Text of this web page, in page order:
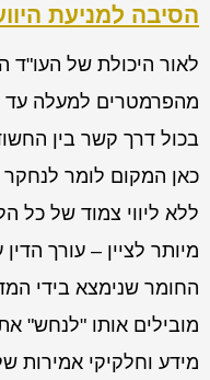
הסיבה למניעת
לאור היכולת של העו"ד
מהפרמטרים למעלה עד
בכול דרך קשר בין
כאן המקום לומר
ללא ליווי צמוד של כל
מיותר לציין – עורך
החומר שנימצא בידי
מובילים אותו "לנחש"
מידע וחלקיקי אמירות